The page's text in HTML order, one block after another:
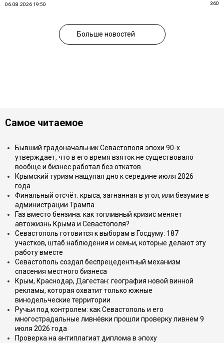
06.08.2026 19:50 360
Больше новостей
Самое читаемое
Бывший градоначальник Севастополя эпохи 90-х
утверждает, что в его время взяток не существовало
вообще и бизнес работал без откатов
Крымский туризм нащупал дно к середине июля 2026
года
Финальный отсчёт: крыса, загнанная в угол, или безумие в
администрации Трампа
Газ вместо бензина: как топливный кризис меняет
автожизнь Крыма и Севастополя?
Севастополь готовится к выборам в Госдуму: 187
участков, штаб наблюдения и семьи, которые делают эту
работу вместе
Севастополь создал беспрецедентный механизм
спасения местного бизнеса
Крым, Краснодар, Дагестан: география новой винной
рекламы, которая охватит только южные
винодельческие территории
Ручьи под контролем: как Севастополь и его
многострадальные ливнёвки прошли проверку ливнем 9
июля 2026 года
Проверка на антиплагиат диплома в эпоху